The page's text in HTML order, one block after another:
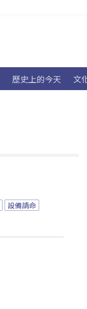
歷史上的今天 文
設備請命